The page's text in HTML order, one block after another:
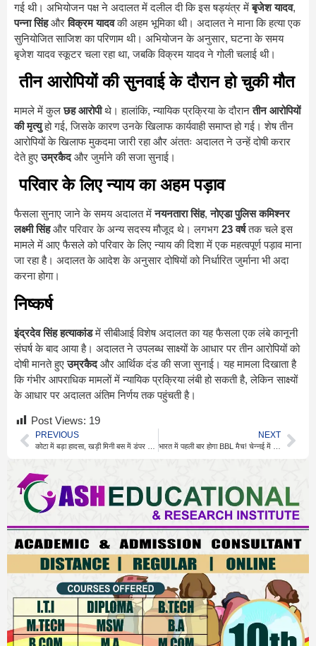
गई थी। अभियोजन पक्ष ने अदालत में दलील दी कि इस षड्यंत्र मेंबृजेश यादव,
पन्ना सिंहऔरविक्रम यादवकी अहम भूमिका थी। अदालत ने माना कि हत्या एक
सुनियोजित साजिश का परिणाम थी। अभियोजन के अनुसार, घटना के समय
बृजेश यादव स्कूटर चला रहा था, जबकि विक्रम यादव ने गोली चलाई थी।
तीन आरोपियों की सुनवाई के दौरान हो चुकी मौत
मामले में कुलछह आरोपीथे। हालांकि, न्यायिक प्रक्रिया के दौरानतीन आरोपियों
की मृत्युहो गई, जिसके कारण उनके खिलाफ कार्यवाही समाप्त हो गई। शेष तीन
आरोपियों के खिलाफ मुकदमा जारी रहा और अंततः अदालत ने उन्हें दोषी करार
देते हुएउम्रकैदऔर जुर्माने की सजा सुनाई।
परिवार के लिए न्याय का अहम पड़ाव
फैसला सुनाए जाने के समय अदालत मेंनयनतारा सिंह,नोएडा पुलिस कमिश्नर
लक्ष्मी सिंहऔर परिवार के अन्य सदस्य मौजूद थे। लगभग 23 वर्षतक चले इस
मामले में आए फैसले को परिवार के लिए न्याय की दिशा में एक महत्वपूर्ण पड़ाव माना
जा रहा है। अदालत के आदेश के अनुसार दोषियों को निर्धारित जुर्माना भी अदा
करना होगा।
निष्कर्ष
इंद्रदेव सिंह हत्याकांडमें सीबीआई विशेष अदालत का यह फैसला एक लंबे कानूनी
संघर्ष के बाद आया है। अदालत ने उपलब्ध साक्ष्यों के आधार पर तीन आरोपियों को
दोषी मानते हुएउम्रकैदऔर आर्थिक दंड की सजा सुनाई। यह मामला दिखाता है
कि गंभीर आपराधिक मामलों में न्यायिक प्रक्रिया लंबी हो सकती है, लेकिन साक्ष्यों
के आधार पर अदालत अंतिम निर्णय तक पहुंचती है।
Post Views: 19
PREVIOUS NEXT